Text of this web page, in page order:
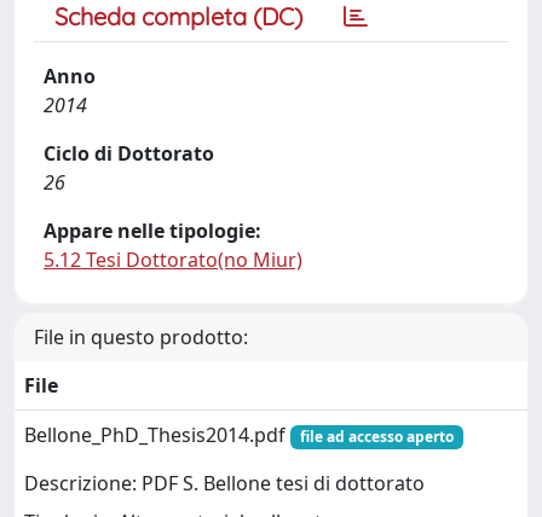
Scheda completa (DC)
Anno
2014
Ciclo di Dottorato
26
Appare nelle tipologie:
5.12 Tesi Dottorato(no Miur)
File in questo prodotto:
File
Bellone_PhD_Thesis2014.pdf
file ad accesso aperto
Descrizione: PDF S. Bellone tesi di dottorato